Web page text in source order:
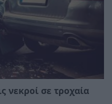
νεκροί σε τροχαία